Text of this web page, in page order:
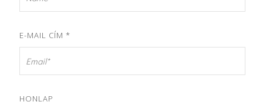
E-MAIL CÍM *
HONLAP